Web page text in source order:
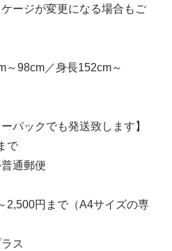
ージが変更になる場合もご
～98cm／身長152cm～
パックでも発送致します】
で
通郵便
2,500円まで（A4サイズの専
ス